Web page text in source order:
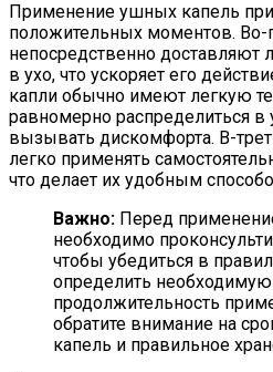
Применение ушных капель
положительных моментов.
непосредственно доставляют
в ухо, что ускоряет его
капли обычно имеют легкую
равномерно распределиться
вызывать дискомфорта. В-
легко применять
что делает их удобным
Важно: Перед
необходимо
чтобы убедиться в
определить
продолжительность
обратите внимание на
капель и правильное